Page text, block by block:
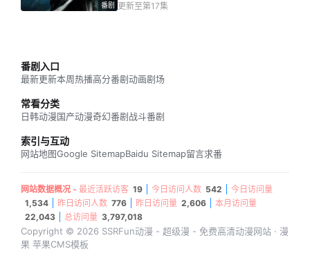
番剧 更新至第17集
番剧入口
最新更新本周热播高分番剧动画剧场
常看分类
日韩动漫国产动漫奇幻番剧战斗番剧
索引与互动
网站地图Google SitemapBaidu Sitemap留言求番
网站数据概况 - 最近活跃访客 19 今日访问人数 542
今日访问量
1,534
昨日访问人数 776 昨日访问量 2,606
本月访问量
22,043
总访问量 3,797,018
Copyright © 2026 SSRFun动漫 - 超级漫 - 免费高清动漫网站 · 漫
果 苹果CMS模板